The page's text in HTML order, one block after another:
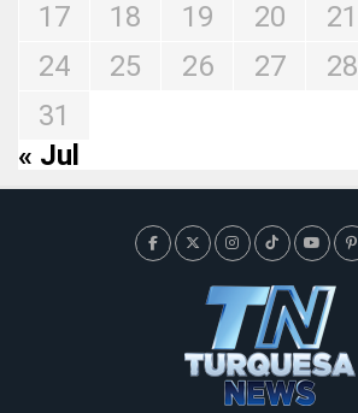
17
18 19 20 21
24
25 26 27 28
31
« Jul